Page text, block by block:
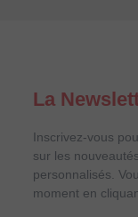
La
Inscrivez-vous
sur les
personnalisés.
moment en